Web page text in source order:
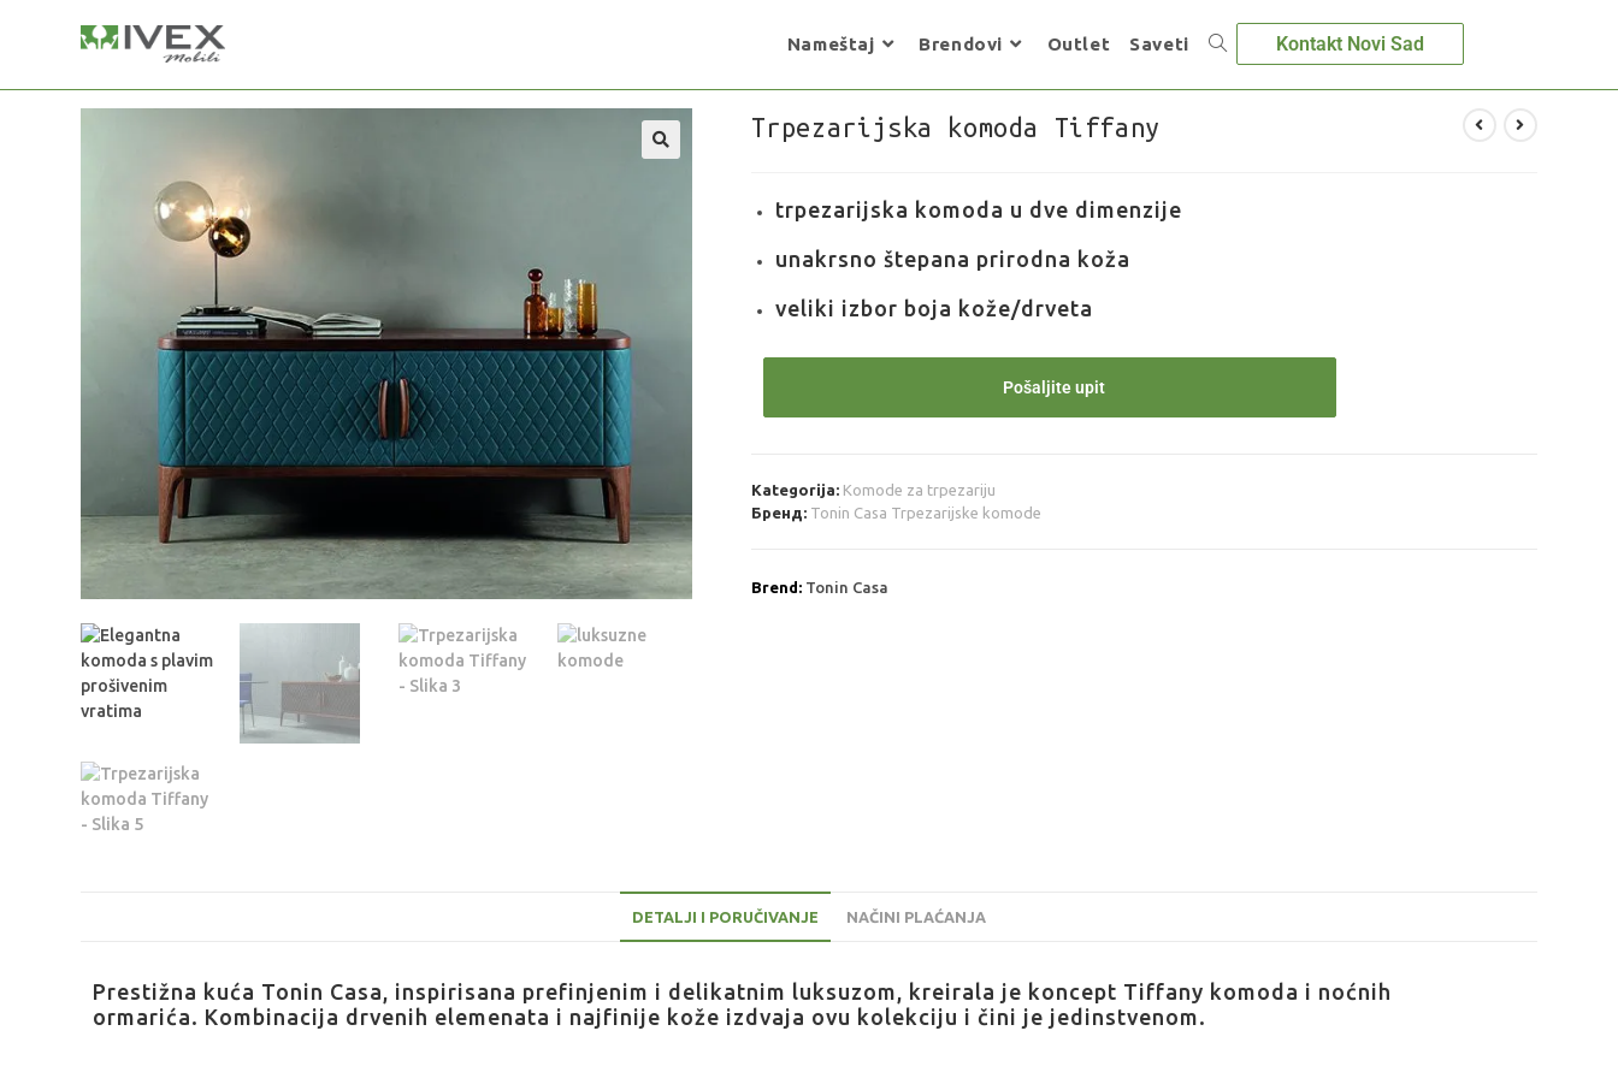
Kontakt Novi Sad
Nameštaj Brendovi Outlet Saveti
Trpezarijska komoda Tiffany
trpezarijska komoda u dve dimenzije
unakrsno štepana prirodna koža
veliki izbor boja kože/drveta
Pošaljite upit
Kategorija: Komode za trpezariju
Бренд: Tonin Casa Trpezarijske komode
Brend:Tonin Casa
DETALJI I PORUČIVANJE NAČINI PLAĆANJA
Prestižna kuća Tonin Casa, inspirisana prefinjenim i delikatnim luksuzom, kreirala je koncept Tiffany komoda i noćnih
ormarića. Kombinacija drvenih elemenata i najfinije kože izdvaja ovu kolekciju i čini je jedinstvenom.